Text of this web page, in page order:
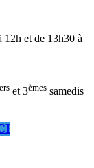
12h et de 13h30 à
ers et 3èmes samedis